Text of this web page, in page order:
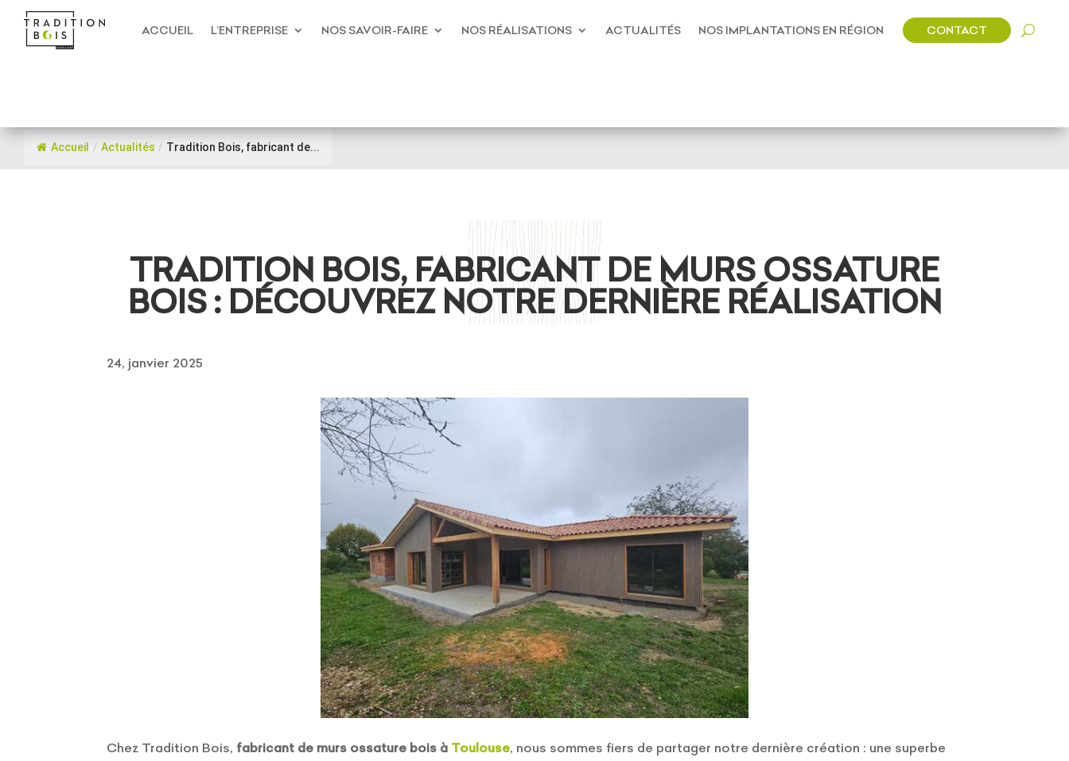
ACCUEIL L’ENTREPRISE NOS SAVOIR-FAIRE NOS RÉALISATIONS ACTUALITÉS NOS IMPLANTATIONS EN RÉGION CONTACT
Accueil / Actualités / Tradition Bois, fabricant de...
TRADITION BOIS, FABRICANT DE MURS OSSATURE
BOIS : DÉCOUVREZ NOTRE DERNIÈRE RÉALISATION
24, janvier 2025
Chez Tradition Bois, fabricant de murs ossature bois à Toulouse, nous sommes fiers de partager notre dernière création : une superbe